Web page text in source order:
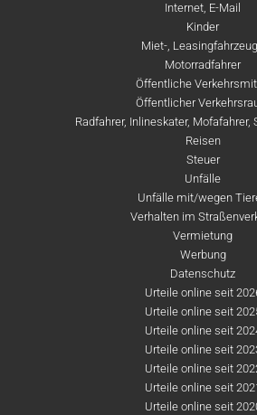
Internet, E-Mail
Kinder
Miet-,
Motorradfahrer
Öffentliche
Öffentlicher
Radfahrer, Inlineskater, Mofafahrer,
Reisen
Steuer
Unfälle
Unfälle mit/wegen
Verhalten im
Vermietung
Werbung
Datenschutz
Urteile online seit
Urteile online seit
Urteile online seit
Urteile online seit
Urteile online seit
Urteile online seit
Urteile online seit